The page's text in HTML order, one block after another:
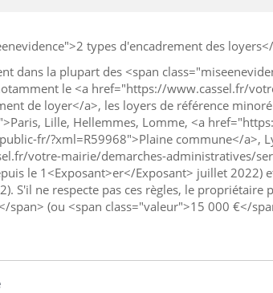
types d'encadrement des
dans la plupart des <span
le <a href="https://www.cassel.fr/
de loyer</a>, les loyers de référence
Lille, Hellemmes, Lomme, <a
fr/?xml=R59968">Plaine commune</a>,
votre-mairie/demarches-administratives/
le 1<Exposant>er</Exposant> juillet 2022)
S'il ne respecte pas ces règles, le
span> (ou <span class="valeur">15 000 €</